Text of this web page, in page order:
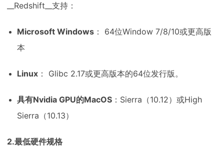
__Redshift__支持：
Microsoft Windows ： 64位Window 7/8/10或更高版
本
Linux ： Glibc 2.17或更高版本的64位发行版。
具有Nvidia GPU的MacOS ：Sierra（10.12）或High
Sierra（10.13）
2.最低硬件规格